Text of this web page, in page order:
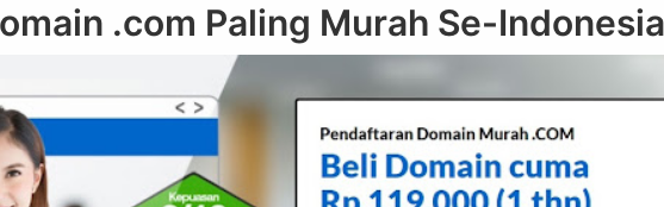
.com Paling Murah Se-Indonesia